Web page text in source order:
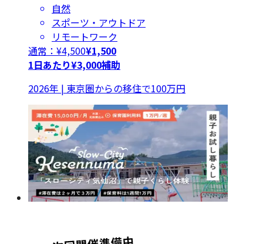
自然
スポーツ・アウトドア
リモートワーク
通常：¥4,500¥1,500
1日あたり¥3,000補助
2026年 | 東京圏からの移住で100万円